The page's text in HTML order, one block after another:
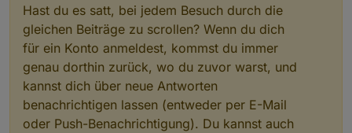
Hast du es satt, bei jedem Besuch durch die
gleichen Beiträge zu scrollen? Wenn du dich
für ein Konto anmeldest, kommst du immer
genau dorthin zurück, wo du zuvor warst, und
kannst dich über neue Antworten
benachrichtigen lassen (entweder per E-Mail
oder Push-Benachrichtigung). Du kannst auch